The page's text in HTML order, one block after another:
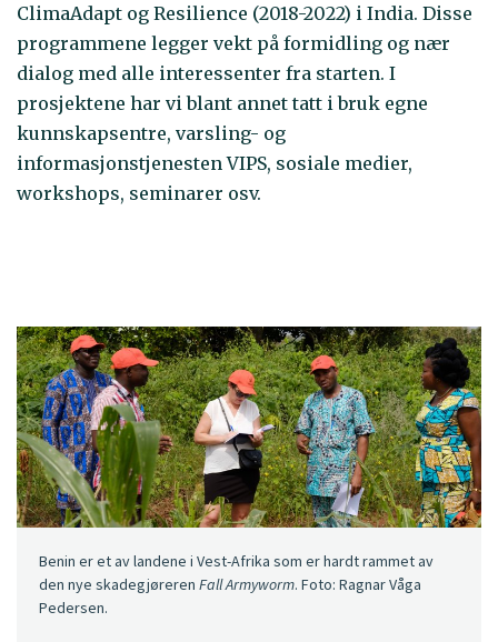
ClimaAdapt og Resilience (2018-2022) i India. Disse
programmene legger vekt på formidling og nær
dialog med alle interessenter fra starten. I
prosjektene har vi blant annet tatt i bruk egne
kunnskapsentre, varsling- og
informasjonstjenesten VIPS, sosiale medier,
workshops, seminarer osv.
Benin er et av landene i Vest-Afrika som er hardt rammet av
den nye skadegjøreren Fall Armyworm. Foto: Ragnar Våga
Pedersen.